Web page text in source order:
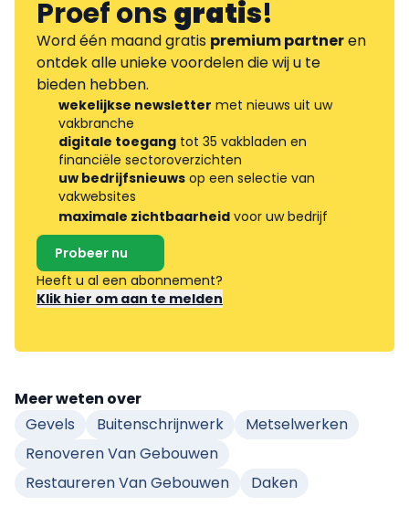
Proef onsgratis!
Word één maand gratis premium partneren
ontdek alle unieke voordelen die wij u te
bieden hebben.
wekelijkse newsletter met nieuws uit uw
vakbranche
digitale toegang tot 35 vakbladen en
financiële sectoroverzichten
uw bedrijfsnieuws op een selectie van
vakwebsites
maximale zichtbaarheid voor uw bedrijf
Probeer nu
Heeft u al een abonnement?
Klik hier om aan te melden
Meer weten over
Gevels
Buitenschrijnwerk
Metselwerken
Renoveren Van Gebouwen
Restaureren Van Gebouwen
Daken